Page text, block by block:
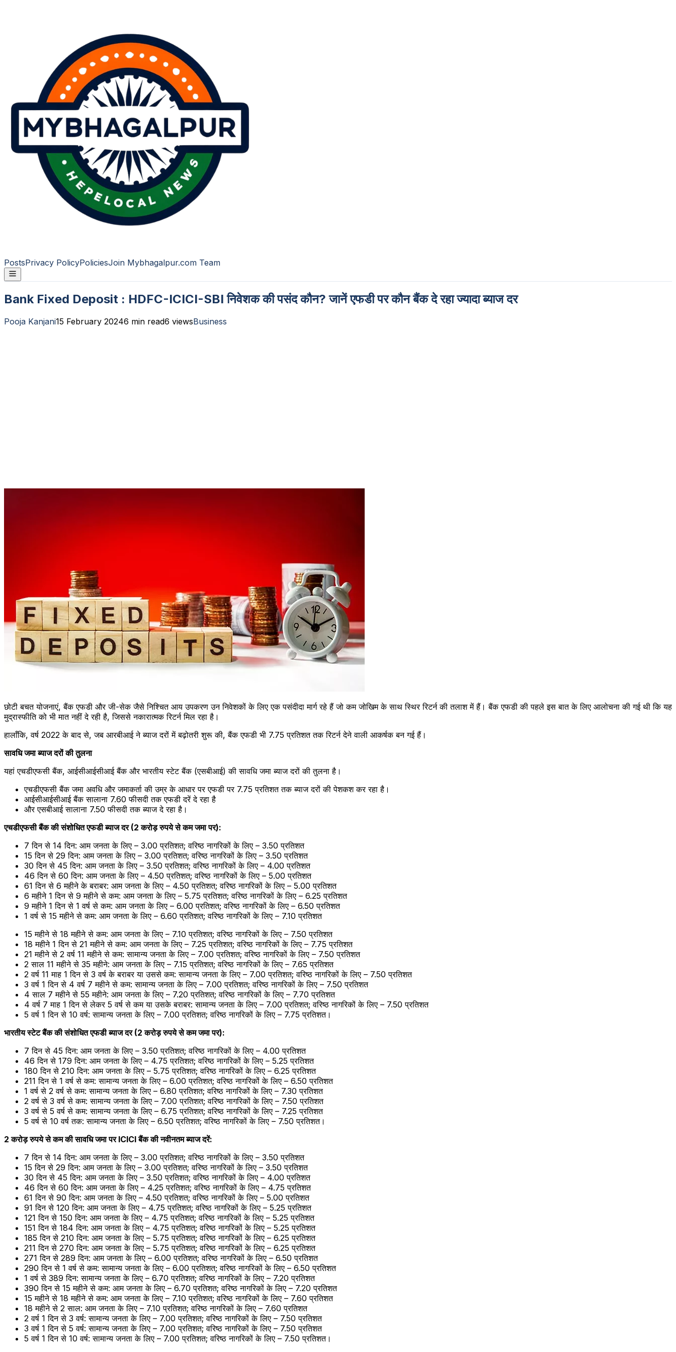
PostsPrivacy PolicyPoliciesJoin Mybhagalpur.com Team
Bank Fixed Deposit : HDFC-ICICI-SBI निवेशक की पसंद कौन? जानें एफडी पर कौन बैंक दे रहा ज्यादा ब्याज दर
Pooja Kanjani15 February 20246 min read6 viewsBusiness
छोटी बचत योजनाएं, बैंक एफडी और जी-सेक जैसे निश्चित आय उपकरण उन निवेशकों के लिए एक पसंदीदा मार्ग रहे हैं जो कम जोखिम के साथ स्थिर रिटर्न की तलाश में हैं। बैंक एफडी की पहले इस बात के लिए आलोचना की गई थी कि यह
मुद्रास्फीति को भी मात नहीं दे रही है, जिससे नकारात्मक रिटर्न मिल रहा है।
हालाँकि, वर्ष 2022 के बाद से, जब आरबीआई ने ब्याज दरों में बढ़ोतरी शुरू की, बैंक एफडी भी 7.75 प्रतिशत तक रिटर्न देने वाली आकर्षक बन गई हैं।
सावधि जमा ब्याज दरों की तुलना
यहां एचडीएफसी बैंक, आईसीआईसीआई बैंक और भारतीय स्टेट बैंक (एसबीआई) की सावधि जमा ब्याज दरों की तुलना है।
एचडीएफसी बैंक जमा अवधि और जमाकर्ता की उम्र के आधार पर एफडी पर 7.75 प्रतिशत तक ब्याज दरों की पेशकश कर रहा है।
आईसीआईसीआई बैंक सालाना 7.60 फीसदी तक एफडी दरें दे रहा है
और एसबीआई सालाना 7.50 फीसदी तक ब्याज दे रहा है।
एचडीएफसी बैंक की संशोधित एफडी ब्याज दर (2 करोड़ रुपये से कम जमा पर):
7 दिन से 14 दिन: आम जनता के लिए – 3.00 प्रतिशत; वरिष्ठ नागरिकों के लिए – 3.50 प्रतिशत
15 दिन से 29 दिन: आम जनता के लिए – 3.00 प्रतिशत; वरिष्ठ नागरिकों के लिए – 3.50 प्रतिशत
30 दिन से 45 दिन: आम जनता के लिए – 3.50 प्रतिशत; वरिष्ठ नागरिकों के लिए – 4.00 प्रतिशत
46 दिन से 60 दिन: आम जनता के लिए – 4.50 प्रतिशत; वरिष्ठ नागरिकों के लिए – 5.00 प्रतिशत
61 दिन से 6 महीने के बराबर: आम जनता के लिए – 4.50 प्रतिशत; वरिष्ठ नागरिकों के लिए – 5.00 प्रतिशत
6 महीने 1 दिन से 9 महीने से कम: आम जनता के लिए – 5.75 प्रतिशत; वरिष्ठ नागरिकों के लिए – 6.25 प्रतिशत
9 महीने 1 दिन से 1 वर्ष से कम: आम जनता के लिए – 6.00 प्रतिशत; वरिष्ठ नागरिकों के लिए – 6.50 प्रतिशत
1 वर्ष से 15 महीने से कम: आम जनता के लिए – 6.60 प्रतिशत; वरिष्ठ नागरिकों के लिए – 7.10 प्रतिशत
15 महीने से 18 महीने से कम: आम जनता के लिए – 7.10 प्रतिशत; वरिष्ठ नागरिकों के लिए – 7.50 प्रतिशत
18 महीने 1 दिन से 21 महीने से कम: आम जनता के लिए – 7.25 प्रतिशत; वरिष्ठ नागरिकों के लिए – 7.75 प्रतिशत
21 महीने से 2 वर्ष 11 महीने से कम: सामान्य जनता के लिए – 7.00 प्रतिशत; वरिष्ठ नागरिकों के लिए – 7.50 प्रतिशत
2 साल 11 महीने से 35 महीने: आम जनता के लिए – 7.15 प्रतिशत; वरिष्ठ नागरिकों के लिए – 7.65 प्रतिशत
2 वर्ष 11 माह 1 दिन से 3 वर्ष के बराबर या उससे कम: सामान्य जनता के लिए – 7.00 प्रतिशत; वरिष्ठ नागरिकों के लिए – 7.50 प्रतिशत
3 वर्ष 1 दिन से 4 वर्ष 7 महीने से कम: सामान्य जनता के लिए – 7.00 प्रतिशत; वरिष्ठ नागरिकों के लिए – 7.50 प्रतिशत
4 साल 7 महीने से 55 महीने: आम जनता के लिए – 7.20 प्रतिशत; वरिष्ठ नागरिकों के लिए – 7.70 प्रतिशत
4 वर्ष 7 माह 1 दिन से लेकर 5 वर्ष से कम या उसके बराबर: सामान्य जनता के लिए – 7.00 प्रतिशत; वरिष्ठ नागरिकों के लिए – 7.50 प्रतिशत
5 वर्ष 1 दिन से 10 वर्ष: सामान्य जनता के लिए – 7.00 प्रतिशत; वरिष्ठ नागरिकों के लिए – 7.75 प्रतिशत।
भारतीय स्टेट बैंक की संशोधित एफडी ब्याज दर (2 करोड़ रुपये से कम जमा पर):
7 दिन से 45 दिन: आम जनता के लिए – 3.50 प्रतिशत; वरिष्ठ नागरिकों के लिए – 4.00 प्रतिशत
46 दिन से 179 दिन: आम जनता के लिए – 4.75 प्रतिशत; वरिष्ठ नागरिकों के लिए – 5.25 प्रतिशत
180 दिन से 210 दिन: आम जनता के लिए – 5.75 प्रतिशत; वरिष्ठ नागरिकों के लिए – 6.25 प्रतिशत
211 दिन से 1 वर्ष से कम: सामान्य जनता के लिए – 6.00 प्रतिशत; वरिष्ठ नागरिकों के लिए – 6.50 प्रतिशत
1 वर्ष से 2 वर्ष से कम: सामान्य जनता के लिए – 6.80 प्रतिशत; वरिष्ठ नागरिकों के लिए – 7.30 प्रतिशत
2 वर्ष से 3 वर्ष से कम: सामान्य जनता के लिए – 7.00 प्रतिशत; वरिष्ठ नागरिकों के लिए – 7.50 प्रतिशत
3 वर्ष से 5 वर्ष से कम: सामान्य जनता के लिए – 6.75 प्रतिशत; वरिष्ठ नागरिकों के लिए – 7.25 प्रतिशत
5 वर्ष से 10 वर्ष तक: सामान्य जनता के लिए – 6.50 प्रतिशत; वरिष्ठ नागरिकों के लिए – 7.50 प्रतिशत।
2 करोड़ रुपये से कम की सावधि जमा पर ICICI बैंक की नवीनतम ब्याज दरें:
7 दिन से 14 दिन: आम जनता के लिए – 3.00 प्रतिशत; वरिष्ठ नागरिकों के लिए – 3.50 प्रतिशत
15 दिन से 29 दिन: आम जनता के लिए – 3.00 प्रतिशत; वरिष्ठ नागरिकों के लिए – 3.50 प्रतिशत
30 दिन से 45 दिन: आम जनता के लिए – 3.50 प्रतिशत; वरिष्ठ नागरिकों के लिए – 4.00 प्रतिशत
46 दिन से 60 दिन: आम जनता के लिए – 4.25 प्रतिशत; वरिष्ठ नागरिकों के लिए – 4.75 प्रतिशत
61 दिन से 90 दिन: आम जनता के लिए – 4.50 प्रतिशत; वरिष्ठ नागरिकों के लिए – 5.00 प्रतिशत
91 दिन से 120 दिन: आम जनता के लिए – 4.75 प्रतिशत; वरिष्ठ नागरिकों के लिए – 5.25 प्रतिशत
121 दिन से 150 दिन: आम जनता के लिए – 4.75 प्रतिशत; वरिष्ठ नागरिकों के लिए – 5.25 प्रतिशत
151 दिन से 184 दिन: आम जनता के लिए – 4.75 प्रतिशत; वरिष्ठ नागरिकों के लिए – 5.25 प्रतिशत
185 दिन से 210 दिन: आम जनता के लिए – 5.75 प्रतिशत; वरिष्ठ नागरिकों के लिए – 6.25 प्रतिशत
211 दिन से 270 दिन: आम जनता के लिए – 5.75 प्रतिशत; वरिष्ठ नागरिकों के लिए – 6.25 प्रतिशत
271 दिन से 289 दिन: आम जनता के लिए – 6.00 प्रतिशत; वरिष्ठ नागरिकों के लिए – 6.50 प्रतिशत
290 दिन से 1 वर्ष से कम: सामान्य जनता के लिए – 6.00 प्रतिशत; वरिष्ठ नागरिकों के लिए – 6.50 प्रतिशत
1 वर्ष से 389 दिन: सामान्य जनता के लिए – 6.70 प्रतिशत; वरिष्ठ नागरिकों के लिए – 7.20 प्रतिशत
390 दिन से 15 महीने से कम: आम जनता के लिए – 6.70 प्रतिशत; वरिष्ठ नागरिकों के लिए – 7.20 प्रतिशत
15 महीने से 18 महीने से कम: आम जनता के लिए – 7.10 प्रतिशत; वरिष्ठ नागरिकों के लिए – 7.60 प्रतिशत
18 महीने से 2 साल: आम जनता के लिए – 7.10 प्रतिशत; वरिष्ठ नागरिकों के लिए – 7.60 प्रतिशत
2 वर्ष 1 दिन से 3 वर्ष: सामान्य जनता के लिए – 7.00 प्रतिशत; वरिष्ठ नागरिकों के लिए – 7.50 प्रतिशत
3 वर्ष 1 दिन से 5 वर्ष: सामान्य जनता के लिए – 7.00 प्रतिशत; वरिष्ठ नागरिकों के लिए – 7.50 प्रतिशत
5 वर्ष 1 दिन से 10 वर्ष: सामान्य जनता के लिए – 7.00 प्रतिशत; वरिष्ठ नागरिकों के लिए – 7.50 प्रतिशत।